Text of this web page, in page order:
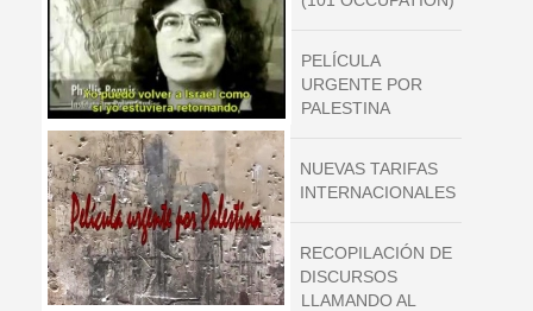
PELÍCULA
URGENTE POR
PALESTINA
NUEVAS TARIFAS
INTERNACIONALES
RECOPILACIÓN DE
DISCURSOS
LLAMANDO AL